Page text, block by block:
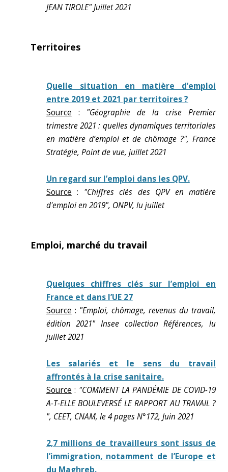
JEAN TIROLE" Juillet 2021
Territoires
Quelle situation en matière d’emploi
entre 2019 et 2021 par territoires ?
Source : "Géographie de la crise Premier
trimestre 2021 : quelles dynamiques territoriales
en matière d’emploi et de chômage ?", France
Stratégie, Point de vue, juillet 2021
Un regard sur l’emploi dans les QPV.
Source : "Chiffres clés des QPV en matiére
d'emploi en 2019", ONPV, lu juillet
Emploi, marché du travail
Quelques chiffres clés sur l’emploi en
France et dans l’UE 27
Source : "Emploi, chômage, revenus du travail,
édition 2021" Insee collection Références, lu
juillet 2021
Les salariés et le sens du travail
affrontés à la crise sanitaire.
Source : "COMMENT LA PANDÉMIE DE COVID-19
A-T-ELLE BOULEVERSÉ LE RAPPORT AU TRAVAIL ?
", CEET, CNAM, le 4 pages N°172, Juin 2021
2,7 millions de travailleurs sont issus de
l’immigration, notamment de l’Europe et
du Maghreb.